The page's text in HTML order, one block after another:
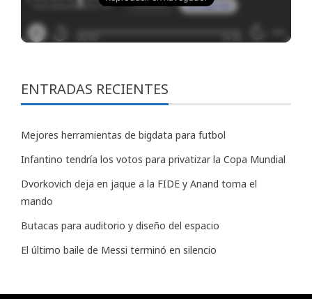
ENTRADAS RECIENTES
Mejores herramientas de bigdata para futbol
Infantino tendría los votos para privatizar la Copa Mundial
Dvorkovich deja en jaque a la FIDE y Anand toma el
mando
Butacas para auditorio y diseño del espacio
El último baile de Messi terminó en silencio